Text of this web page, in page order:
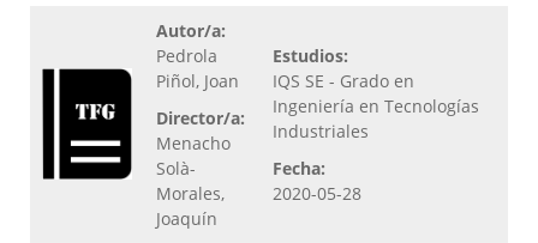
Autor/a:
Pedrola
Piñol, Joan
Director/a:
Menacho
Solà-
Morales,
Joaquín
Estudios:
IQS SE - Grado en
Ingeniería en Tecnologías
Industriales
Fecha:
2020-05-28